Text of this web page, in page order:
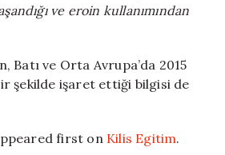
ve eroin kullanımından
ve Orta Avrupa’da 2015
şekilde işaret ettiği bilgisi de
first on Kilis Egitim.